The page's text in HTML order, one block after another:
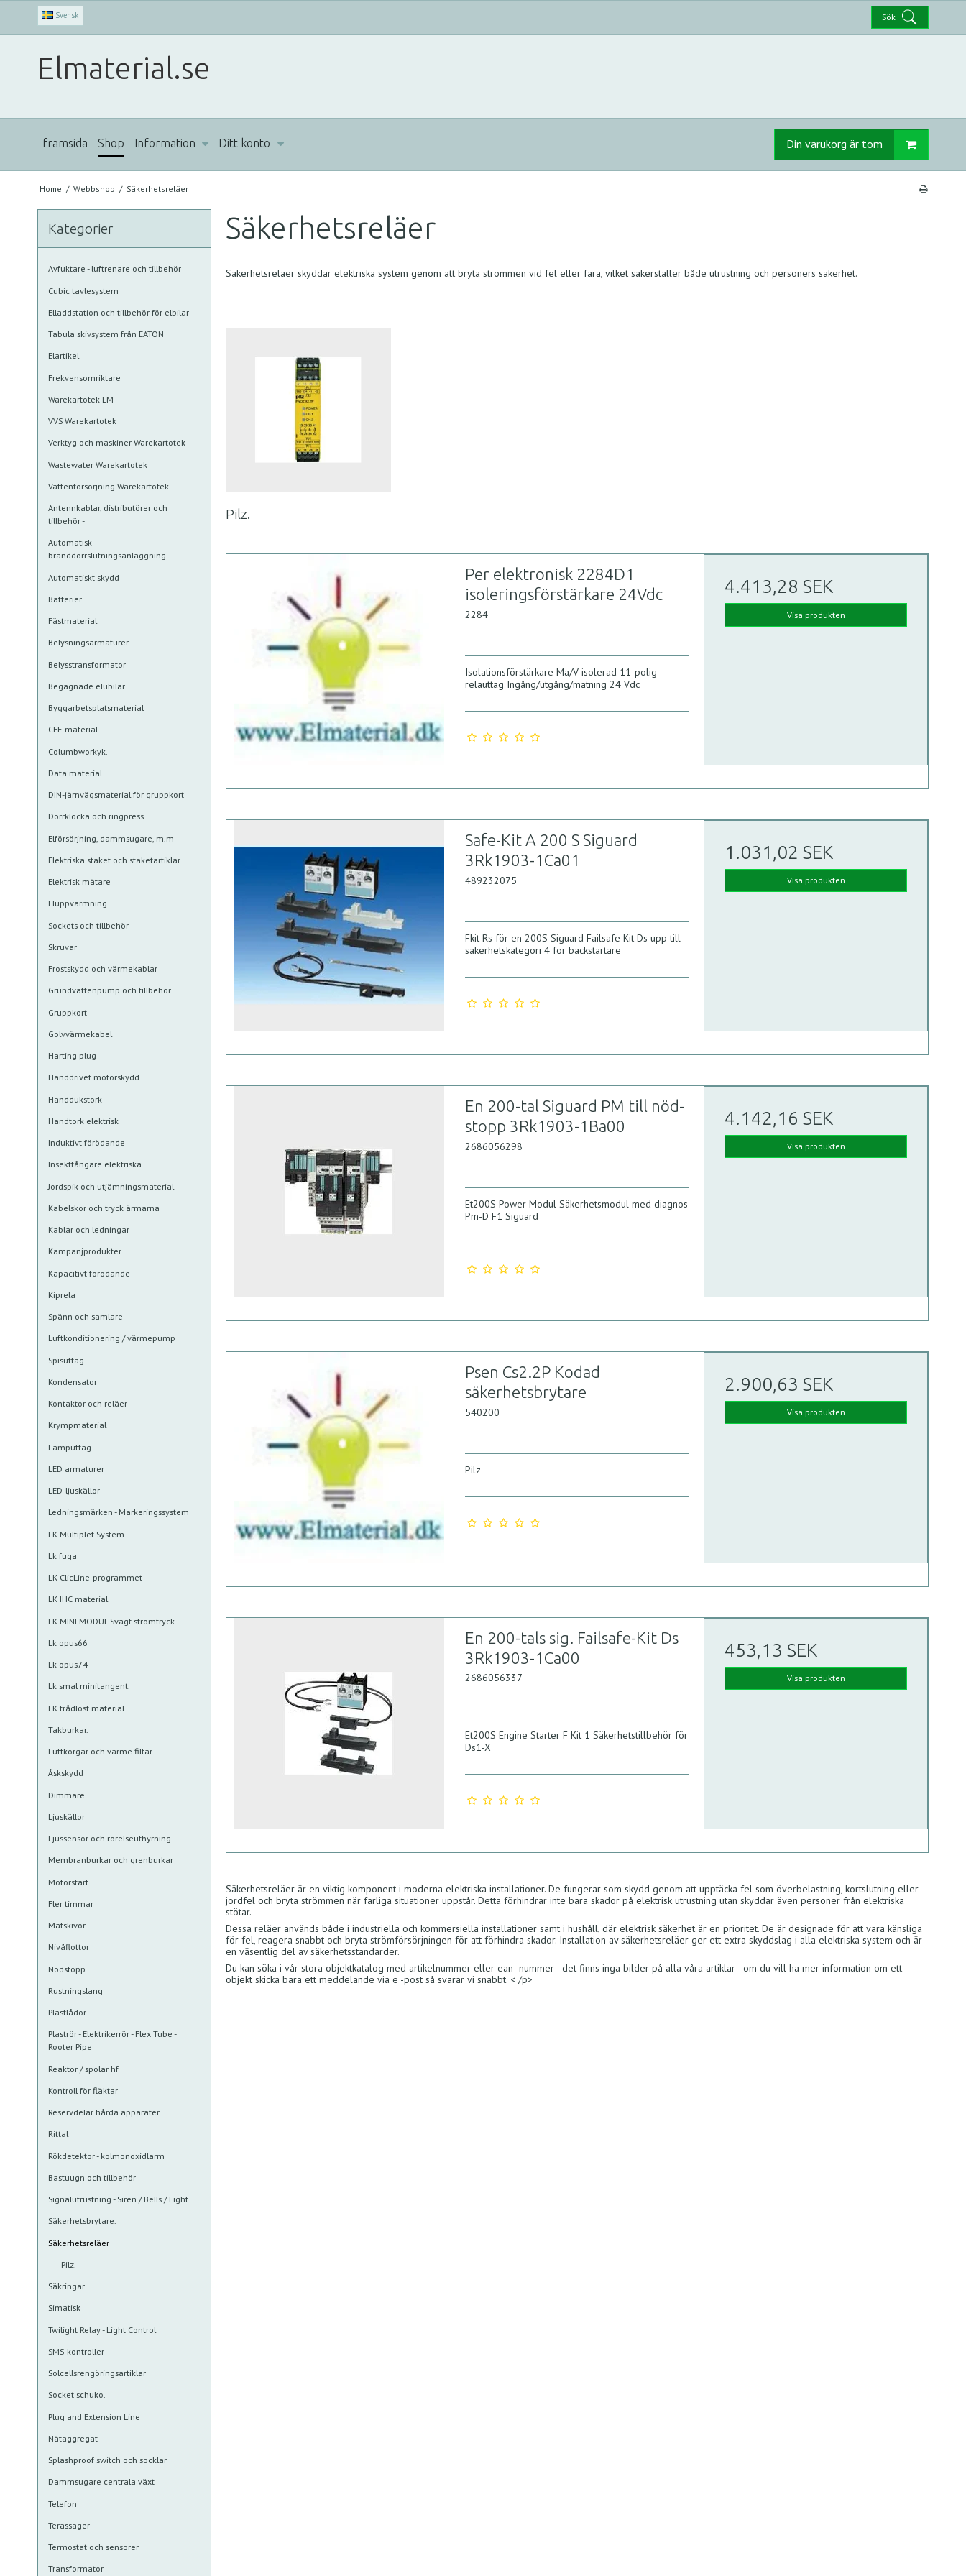
Svensk Sök
Elmaterial.se
framsida Shop Information Ditt konto Din varukorg är tom
Home / Webbshop / Säkerhetsreläer
Kategorier
Avfuktare - luftrenare och tillbehör
Cubic tavlesystem
Elladdstation och tillbehör för elbilar
Tabula skivsystem från EATON
Elartikel
Frekvensomriktare
Warekartotek LM
VVS Warekartotek
Verktyg och maskiner Warekartotek
Wastewater Warekartotek
Vattenförsörjning Warekartotek.
Antennkablar, distributörer och
tillbehör -
Automatisk
branddörrslutningsanläggning
Automatiskt skydd
Batterier
Fästmaterial
Belysningsarmaturer
Belysstransformator
Begagnade elubilar
Byggarbetsplatsmaterial
CEE-material
Columbworkyk.
Data material
DIN-järnvägsmaterial för gruppkort
Dörrklocka och ringpress
Elförsörjning, dammsugare, m.m
Elektriska staket och staketartiklar
Elektrisk mätare
Eluppvärmning
Sockets och tillbehör
Skruvar
Frostskydd och värmekablar
Grundvattenpump och tillbehör
Gruppkort
Golvvärmekabel
Harting plug
Handdrivet motorskydd
Handdukstork
Handtork elektrisk
Induktivt förödande
Insektfångare elektriska
Jordspik och utjämningsmaterial
Kabelskor och tryck ärmarna
Kablar och ledningar
Kampanjprodukter
Kapacitivt förödande
Kiprela
Spänn och samlare
Luftkonditionering / värmepump
Spisuttag
Kondensator
Kontaktor och reläer
Krympmaterial
Lamputtag
LED armaturer
LED-ljuskällor
Ledningsmärken - Markeringssystem
LK Multiplet System
Lk fuga
LK ClicLine-programmet
LK IHC material
LK MINI MODUL Svagt strömtryck
Lk opus66
Lk opus74
Lk smal minitangent.
LK trådlöst material
Takburkar.
Luftkorgar och värme filtar
Åskskydd
Dimmare
Ljuskällor
Ljussensor och rörelseuthyrning
Membranburkar och grenburkar
Motorstart
Fler timmar
Mätskivor
Nivåflottor
Nödstopp
Rustningslang
Plastlådor
Plaströr - Elektrikerrör - Flex Tube -
Rooter Pipe
Reaktor / spolar hf
Kontroll för fläktar
Reservdelar hårda apparater
Rittal
Rökdetektor - kolmonoxidlarm
Bastuugn och tillbehör
Signalutrustning - Siren / Bells / Light
Säkerhetsbrytare.
Säkerhetsreläer
Pilz.
Säkringar
Simatisk
Twilight Relay - Light Control
SMS-kontroller
Solcellsrengöringsartiklar
Socket schuko.
Plug and Extension Line
Nätaggregat
Splashproof switch och socklar
Dammsugare centrala växt
Telefon
Terassager
Termostat och sensorer
Transformator
Säkerhetsreläer
Säkerhetsreläer skyddar elektriska system genom att bryta strömmen vid fel eller fara, vilket säkerställer både utrustning och personers säkerhet.
Pilz.
Per elektronisk 2284D1
isoleringsförstärkare 24Vdc
2284
Isolationsförstärkare Ma/V isolerad 11-polig
reläuttag Ingång/utgång/matning 24 Vdc
4.413,28 SEK
Visa produkten
Safe-Kit A 200 S Siguard
3Rk1903-1Ca01
489232075
Fkit Rs för en 200S Siguard Failsafe Kit Ds upp till
säkerhetskategori 4 för backstartare
1.031,02 SEK
Visa produkten
En 200-tal Siguard PM till nöd-
stopp 3Rk1903-1Ba00
2686056298
Et200S Power Modul Säkerhetsmodul med diagnos
Pm-D F1 Siguard
4.142,16 SEK
Visa produkten
Psen Cs2.2P Kodad
säkerhetsbrytare
540200
Pilz
2.900,63 SEK
Visa produkten
En 200-tals sig. Failsafe-Kit Ds
3Rk1903-1Ca00
2686056337
Et200S Engine Starter F Kit 1 Säkerhetstillbehör för
Ds1-X
453,13 SEK
Visa produkten
Säkerhetsreläer är en viktig komponent i moderna elektriska installationer. De fungerar som skydd genom att upptäcka fel som överbelastning, kortslutning eller
jordfel och bryta strömmen när farliga situationer uppstår. Detta förhindrar inte bara skador på elektrisk utrustning utan skyddar även personer från elektriska
stötar.
Dessa reläer används både i industriella och kommersiella installationer samt i hushåll, där elektrisk säkerhet är en prioritet. De är designade för att vara känsliga
för fel, reagera snabbt och bryta strömförsörjningen för att förhindra skador. Installation av säkerhetsreläer ger ett extra skyddslag i alla elektriska system och är
en väsentlig del av säkerhetsstandarder.
Du kan söka i vår stora objektkatalog med artikelnummer eller ean -nummer - det finns inga bilder på alla våra artiklar - om du vill ha mer information om ett
objekt skicka bara ett meddelande via e -post så svarar vi snabbt. < /p>